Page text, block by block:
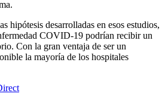
hipótesis desarrolladas en esos estudios,
COVID-19 podrían recibir un
Con la gran ventaja de ser un
la mayoría de los hospitales